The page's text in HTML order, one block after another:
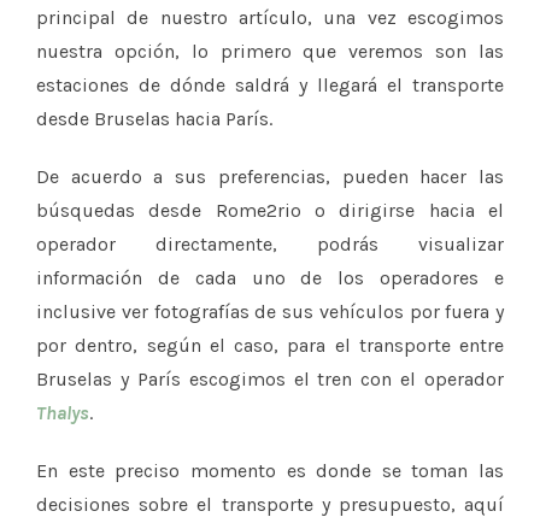
principal de nuestro artículo, una vez escogimos
nuestra opción, lo primero que veremos son las
estaciones de dónde saldrá y llegará el transporte
desde Bruselas hacia París.
De acuerdo a sus preferencias, pueden hacer las
búsquedas desde Rome2rio o dirigirse hacia el
operador directamente, podrás visualizar
información de cada uno de los operadores e
inclusive ver fotografías de sus vehículos por fuera y
por dentro, según el caso, para el transporte entre
Bruselas y París escogimos el tren con el operador
Thalys.
En este preciso momento es donde se toman las
decisiones sobre el transporte y presupuesto, aquí